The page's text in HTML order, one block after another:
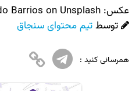
عکس:‌ Barrios on Unsplash
توسطتیم محتوای سنجاق
همرسانی کنید :